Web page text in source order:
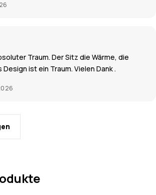
Traum. Der Sitz die Wärme, die
ist ein Traum. Vielen Dank .